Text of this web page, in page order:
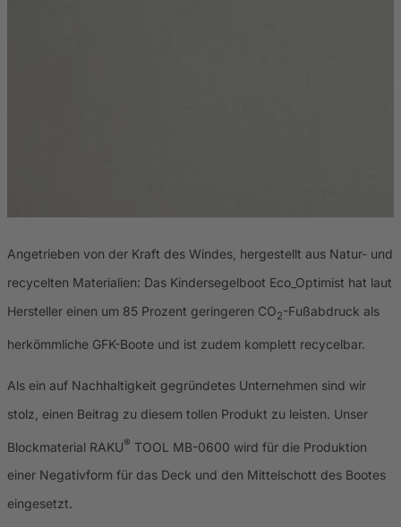
Angetrieben von der Kraft des Windes, hergestellt aus Natur- und
recycelten Materialien: Das Kindersegelboot Eco_Optimist hat laut
Hersteller einen um 85 Prozent geringeren CO2-Fußabdruck als
herkömmliche GFK-Boote und ist zudem komplett recycelbar.
Als ein auf Nachhaltigkeit gegründetes Unternehmen sind wir
stolz, einen Beitrag zu diesem tollen Produkt zu leisten. Unser
Blockmaterial RAKU® TOOL MB-0600 wird für die Produktion
einer Negativform für das Deck und den Mittelschott des Bootes
eingesetzt.